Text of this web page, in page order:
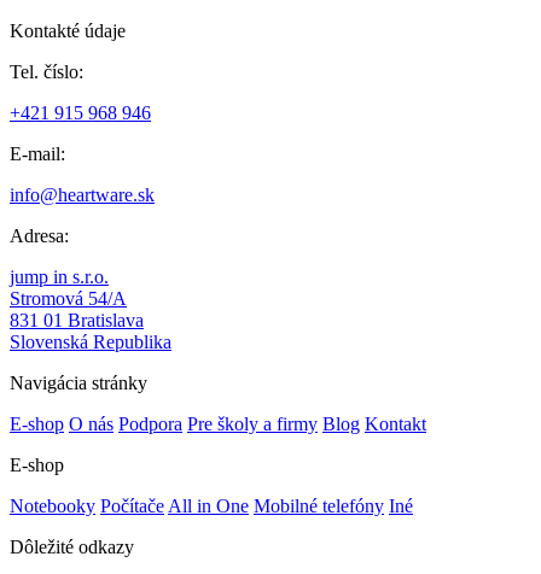
Kontakté údaje
Tel. číslo:
+421 915 968 946
E-mail:
info@heartware.sk
Adresa:
jump in s.r.o.
Stromová 54/A
831 01 Bratislava
Slovenská Republika
Navigácia stránky
E-shop O nás Podpora Pre školy a firmy Blog Kontakt
E-shop
Notebooky Počítače All in One Mobilné telefóny Iné
Dôležité odkazy